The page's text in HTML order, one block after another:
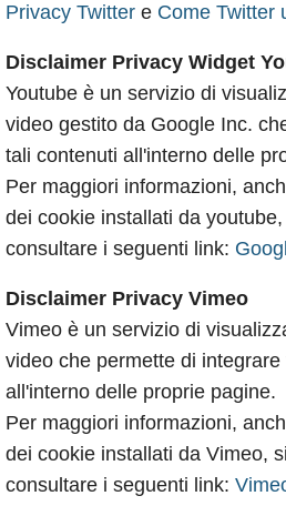
Privacy Twitter e Come Twitter
Disclaimer Privacy Widget
Youtube è un servizio di
video gestito da Google Inc.
tali contenuti all'interno delle
Per maggiori informazioni,
dei cookie installati da
consultare i seguenti link:
Disclaimer Privacy Vimeo
Vimeo è un servizio di
video che permette di integrare
all'interno delle proprie pagine.
Per maggiori informazioni,
dei cookie installati da Vimeo,
consultare i seguenti link: